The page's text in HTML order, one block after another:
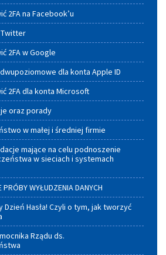
2FA na Facebook’u
2FA w Google
dla konta Apple ID
2FA dla konta Microsoft
oraz porady
w małej i średniej firmie
mające na celu podnoszenie
w sieciach i systemach
WYŁUDZENIA DANYCH
Dzień Hasła! Czyli o tym, jak tworzyć
Rządu ds.